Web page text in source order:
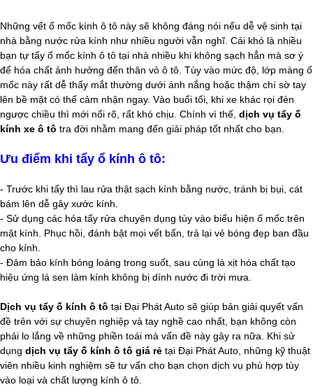
Những vết ố mốc kính ô tô này sẽ không đáng nói nếu dễ vệ sinh tại
nhà bằng nước rửa kính như nhiều người vẫn nghĩ. Cái khó là nhiều
bạn tự tẩy ố mốc kính ô tô tại nhà nhiều khi không sạch hẳn mà sơ ý
để hóa chất ảnh hưởng đến thân vỏ ô tô. Tùy vào mức độ, lớp màng ố
mốc này rất dễ thấy mắt thường dưới ánh nắng hoặc thậm chí sờ tay
lên bề mặt có thể cảm nhận ngay. Vào buổi tối, khi xe khác rọi đèn
ngược chiều thì mới nổi rõ, rất khó chịu. Chính vì thế, dịch vụ tẩy ố
kính xe ô tô tra đời nhằm mang đến giải pháp tốt nhất cho bạn.
Ưu điểm khi tẩy ổ kính ô tô:
- Trước khi tẩy thì lau rửa thật sạch kính bằng nước, tránh bị bụi, cát
bám lên dễ gây xước kính.
- Sử dụng các hóa tẩy rửa chuyên dụng tùy vào biểu hiện ố mốc trên
mặt kính. Phục hồi, đánh bật mọi vết bẩn, trả lại vẻ bóng đẹp ban đầu
cho kính.
- Đảm bảo kính bóng loáng trong suốt, sau cùng là xịt hóa chất tạo
hiệu ứng lá sen làm kính không bị dính nước đi trời mưa.
Dịch vụ tẩy ố kính ô tô tại Đại Phát Auto sẽ giúp bản giải quyết vấn
đề trên với sự chuyên nghiệp và tay nghề cao nhất, bạn không còn
phải lo lắng về những phiền toái mà vấn đề này gây ra nữa. Khi sử
dụng dịch vụ tẩy ố kính ô tô giá rẻ tại Đại Phát Auto, những kỹ thuật
viên nhiều kinh nghiệm sẽ tư vấn cho bạn chọn dịch vụ phù hợp tùy
vào loại và chất lượng kính ô tô.